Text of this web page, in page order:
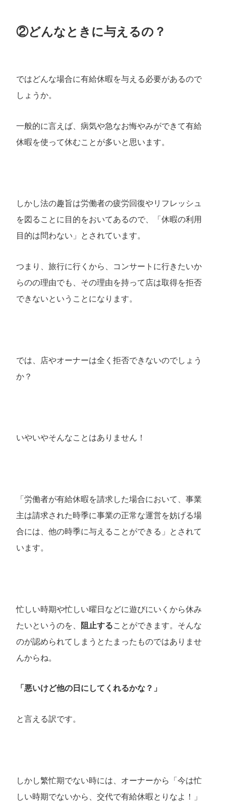
②どんなときに与えるの？
ではどんな場合に有給休暇を与える必要があるので
しょうか。
一般的に言えば、病気や急なお悔やみができて有給
休暇を使って休むことが多いと思います。
しかし法の趣旨は労働者の疲労回復やリフレッシュ
を図ることに目的をおいてあるので、「休暇の利用
目的は問わない」とされています。
つまり、旅行に行くから、コンサートに行きたいか
らのの理由でも、その理由を持って店は取得を拒否
できないということになります。
では、店やオーナーは全く拒否できないのでしょう
か？
いやいやそんなことはありません！
「労働者が有給休暇を請求した場合において、事業
主は請求された時季に事業の正常な運営を妨げる場
合には、他の時季に与えることができる」とされて
います。
忙しい時期や忙しい曜日などに遊びにいくから休み
たいというのを、 阻止することができます。そんな
のが認められてしまうとたまったものではありませ
んからね。
「悪いけど他の日にしてくれるかな？」
と言える訳です。
しかし繁忙期でない時には、オーナーから「今は忙
しい時期でないから、交代で有給休暇とりなよ！」